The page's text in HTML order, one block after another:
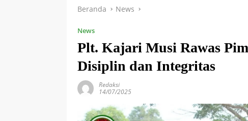
Beranda News
News
Plt. Kajari Musi Rawas
Disiplin dan Integritas
Redaksi
14/07/2025